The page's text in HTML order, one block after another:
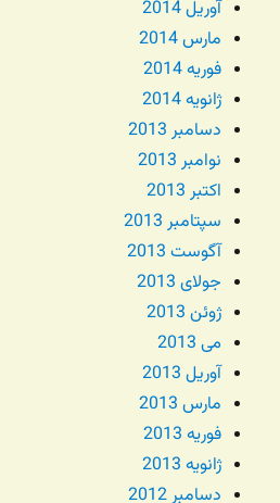
آوریل 2014
مارس 2014
فوریه 2014
ژانویه 2014
دسامبر 2013
نوامبر 2013
اکتبر 2013
سپتامبر 2013
آگوست 2013
جولای 2013
ژوئن 2013
می 2013
آوریل 2013
مارس 2013
فوریه 2013
ژانویه 2013
دسامبر 2012